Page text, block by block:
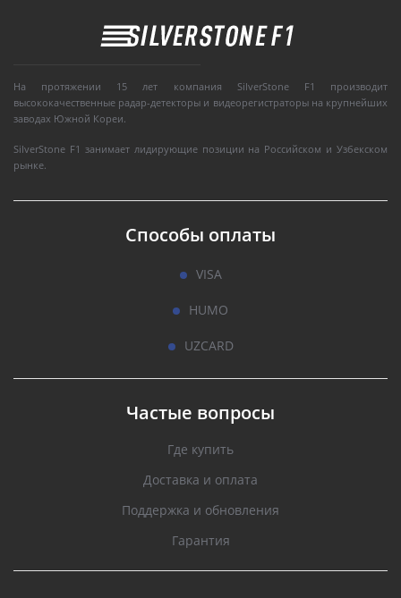
На протяжении 15 лет компания SilverStone F1 производит
высококачественные радар-детекторы и видеорегистраторы на крупнейших
заводах Южной Кореи.
SilverStone F1 занимает лидирующие позиции на Российском и Узбекском
рынке.
Способы оплаты
VISA
HUMO
UZCARD
Частые вопросы
Где купить
Доставка и оплата
Поддержка и обновления
Гарантия